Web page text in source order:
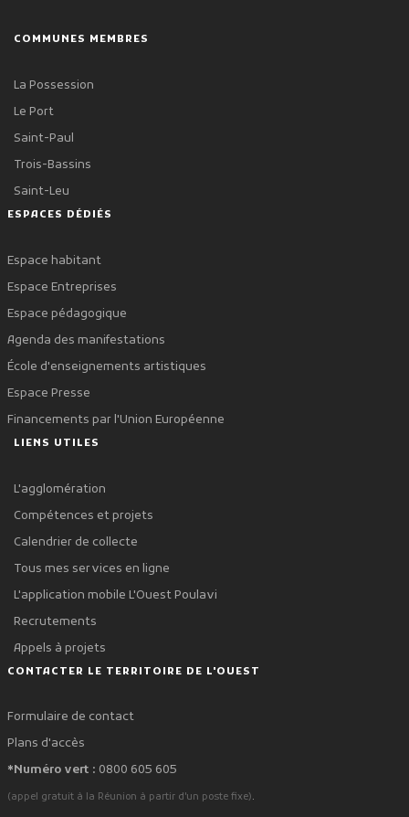
COMMUNES MEMBRES
La Possession
Le Port
Saint-Paul
Trois-Bassins
Saint-Leu
ESPACES DÉDIÉS
Espace habitant
Espace Entreprises
Espace pédagogique
Agenda des manifestations
École d'enseignements artistiques
Espace Presse
Financements par l'Union Européenne
LIENS UTILES
L'agglomération
Compétences et projets
Calendrier de collecte
Tous mes services en ligne
L'application mobile L'Ouest Poulavi
Recrutements
Appels à projets
CONTACTER LE TERRITOIRE DE L'OUEST
Formulaire de contact
Plans d'accès
*Numéro vert : 0800 605 605
(appel gratuit à la Réunion à partir d'un poste fixe).